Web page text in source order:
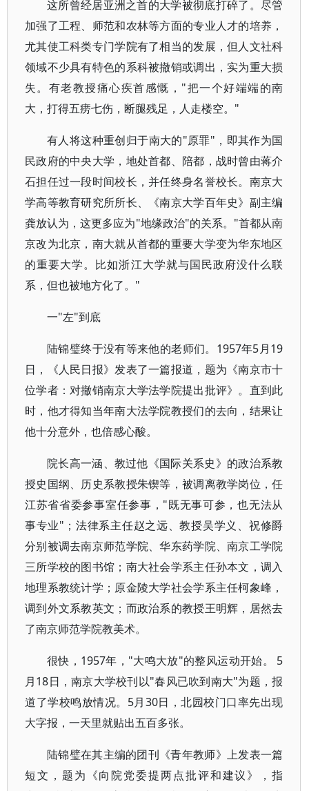
这所曾经居亚洲之首的大学被彻底打碎了。尽管
加强了工程、师范和农林等方面的专业人才的培养，
尤其使工科类专门学院有了相当的发展，但人文社科
领域不少具有特色的系科被撤销或调出，实为重大损
失。有老教授痛心疾首感慨，"把一个好端端的南
大，打得五痨七伤，断腿残足，人走楼空。"
有人将这种重创归于南大的"原罪"，即其作为国
民政府的中央大学，地处首都、陪都，战时曾由蒋介
石担任过一段时间校长，并任终身名誉校长。南京大
学高等教育研究所所长、《南京大学百年史》副主编
龚放认为，这更多应为"地缘政治"的关系。"首都从南
京改为北京，南大就从首都的重要大学变为华东地区
的重要大学。比如浙江大学就与国民政府没什么联
系，但也被地方化了。"
一"左"到底
陆锦璧终于没有等来他的老师们。1957年5月19
日，《人民日报》发表了一篇报道，题为《南京市十
位学者：对撤销南京大学法学院提出批评》。直到此
时，他才得知当年南大法学院教授们的去向，结果让
他十分意外，也倍感心酸。
院长高一涵、教过他《国际关系史》的政治系教
授史国纲、历史系教授朱锲等，被调离教学岗位，任
江苏省省委参事室任参事，"既无事可参，也无法从
事专业"；法律系主任赵之远、教授吴学义、祝修爵
分别被调去南京师范学院、华东药学院、南京工学院
三所学校的图书馆；南大社会学系主任孙本文，调入
地理系教统计学；原金陵大学社会学系主任柯象峰，
调到外文系教英文；而政治系的教授王明辉，居然去
了南京师范学院教美术。
很快，1957年，"大鸣大放"的整风运动开始。 5
月18日，南京大学校刊以"春风已吹到南大"为题，报
道了学校鸣放情况。5月30日，北园校门口率先出现
大字报，一天里就贴出五百多张。
陆锦璧在其主编的团刊《青年教师》上发表一篇
短文，题为《向院党委提两点批评和建议》，指